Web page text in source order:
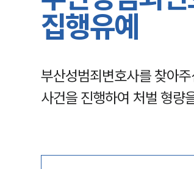
집행유예
부산성범죄변호사를 찾아
사건을 진행하여 처벌 형량